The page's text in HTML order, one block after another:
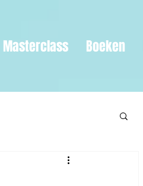
Masterclass Boeken